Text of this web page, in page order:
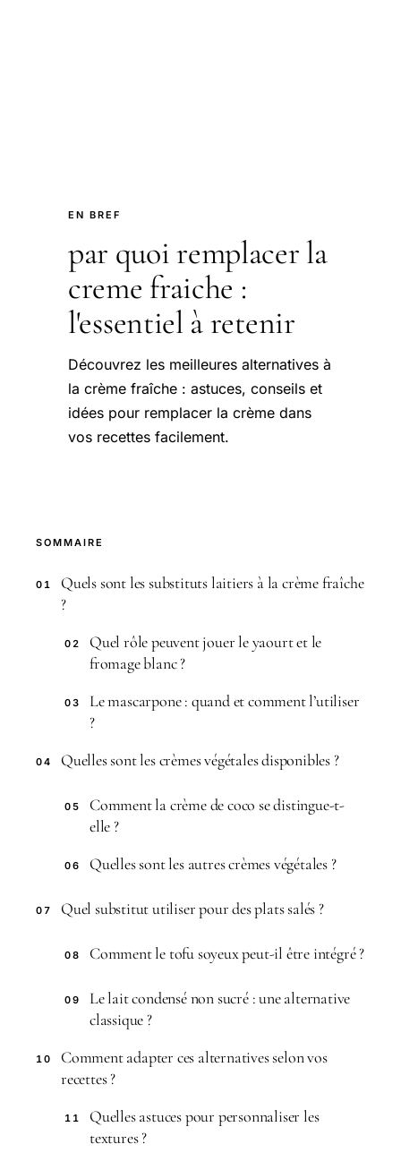
EN BREF
par quoi remplacer la
creme fraiche :
l'essentiel à retenir
Découvrez les meilleures alternatives à
la crème fraîche : astuces, conseils et
idées pour remplacer la crème dans
vos recettes facilement.
SOMMAIRE
01
Quels sont les substituts laitiers à la crème fraîche
?
02
Quel rôle peuvent jouer le yaourt et le
fromage blanc ?
03
Le mascarpone : quand et comment l’utiliser
?
04 Quelles sont les crèmes végétales disponibles ?
05
Comment la crème de coco se distingue-t-
elle ?
06 Quelles sont les autres crèmes végétales ?
07 Quel substitut utiliser pour des plats salés ?
08 Comment le tofu soyeux peut-il être intégré ?
09
Le lait condensé non sucré : une alternative
classique ?
10
Comment adapter ces alternatives selon vos
recettes ?
11
Quelles astuces pour personnaliser les
textures ?